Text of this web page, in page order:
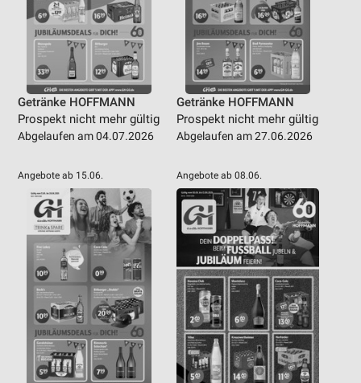
Getränke HOFFMANN
Prospekt nicht mehr gültig
Abgelaufen am 04.07.2026
Getränke HOFFMANN
Prospekt nicht mehr gültig
Abgelaufen am 27.06.2026
Angebote ab 15.06. Angebote ab 08.06.